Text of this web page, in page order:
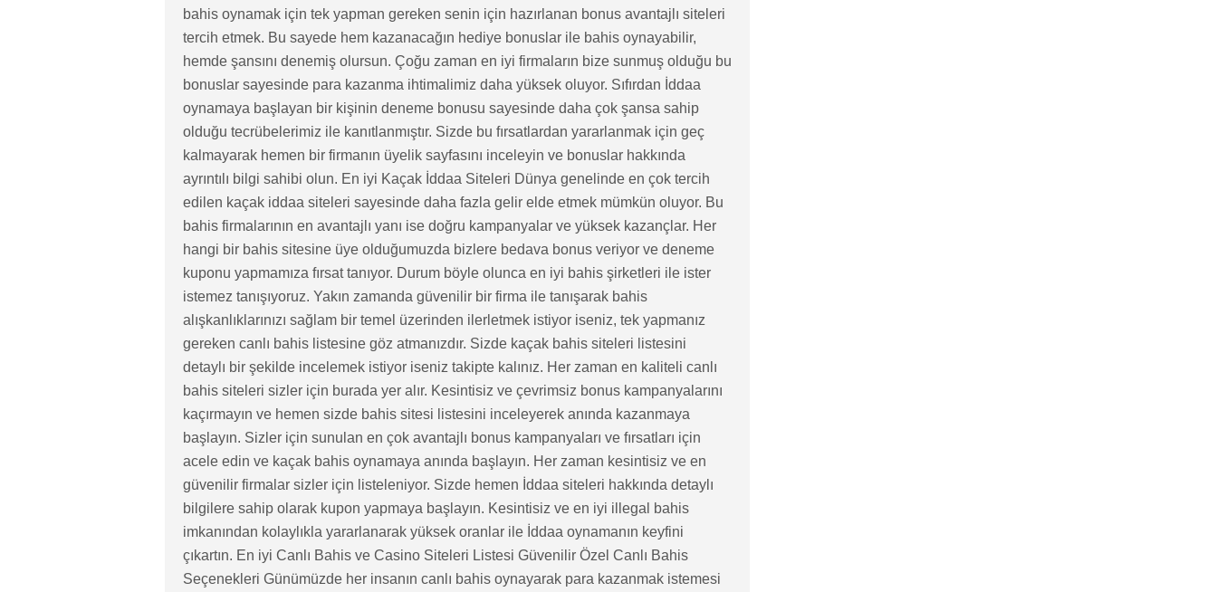
bahis oynamak için tek yapman gereken senin için hazırlanan bonus avantajlı siteleri
tercih etmek. Bu sayede hem kazanacağın hediye bonuslar ile bahis oynayabilir,
hemde şansını denemiş olursun. Çoğu zaman en iyi firmaların bize sunmuş olduğu bu
bonuslar sayesinde para kazanma ihtimalimiz daha yüksek oluyor. Sıfırdan İddaa
oynamaya başlayan bir kişinin deneme bonusu sayesinde daha çok şansa sahip
olduğu tecrübelerimiz ile kanıtlanmıştır. Sizde bu fırsatlardan yararlanmak için geç
kalmayarak hemen bir firmanın üyelik sayfasını inceleyin ve bonuslar hakkında
ayrıntılı bilgi sahibi olun. En iyi Kaçak İddaa Siteleri Dünya genelinde en çok tercih
edilen kaçak iddaa siteleri sayesinde daha fazla gelir elde etmek mümkün oluyor. Bu
bahis firmalarının en avantajlı yanı ise doğru kampanyalar ve yüksek kazançlar. Her
hangi bir bahis sitesine üye olduğumuzda bizlere bedava bonus veriyor ve deneme
kuponu yapmamıza fırsat tanıyor. Durum böyle olunca en iyi bahis şirketleri ile ister
istemez tanışıyoruz. Yakın zamanda güvenilir bir firma ile tanışarak bahis
alışkanlıklarınızı sağlam bir temel üzerinden ilerletmek istiyor iseniz, tek yapmanız
gereken canlı bahis listesine göz atmanızdır. Sizde kaçak bahis siteleri listesini
detaylı bir şekilde incelemek istiyor iseniz takipte kalınız. Her zaman en kaliteli canlı
bahis siteleri sizler için burada yer alır. Kesintisiz ve çevrimsiz bonus kampanyalarını
kaçırmayın ve hemen sizde bahis sitesi listesini inceleyerek anında kazanmaya
başlayın. Sizler için sunulan en çok avantajlı bonus kampanyaları ve fırsatları için
acele edin ve kaçak bahis oynamaya anında başlayın. Her zaman kesintisiz ve en
güvenilir firmalar sizler için listeleniyor. Sizde hemen İddaa siteleri hakkında detaylı
bilgilere sahip olarak kupon yapmaya başlayın. Kesintisiz ve en iyi illegal bahis
imkanından kolaylıkla yararlanarak yüksek oranlar ile İddaa oynamanın keyfini
çıkartın. En iyi Canlı Bahis ve Casino Siteleri Listesi Güvenilir Özel Canlı Bahis
Seçenekleri Günümüzde her insanın canlı bahis oynayarak para kazanmak istemesi